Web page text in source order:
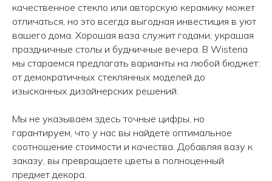
качественное стекло или авторскую керамику может
отличаться, но это всегда выгодная инвестиция в уют
вашего дома. Хорошая ваза служит годами, украшая
праздничные столы и будничные вечера. В Wisteria
мы стараемся предлагать варианты на любой бюджет:
от демократичных стеклянных моделей до
изысканных дизайнерских решений.
Мы не указываем здесь точные цифры, но
гарантируем, что у нас вы найдете оптимальное
соотношение стоимости и качества. Добавляя вазу к
заказу, вы превращаете цветы в полноценный
предмет декора.
Авиаторов 21